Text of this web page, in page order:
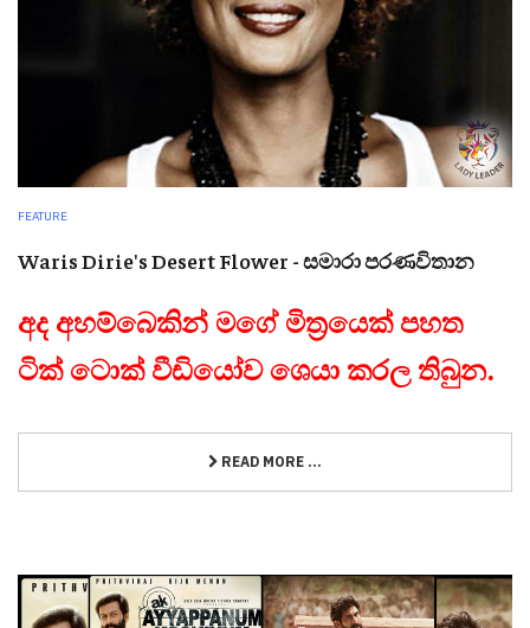
FEATURE
Waris Dirie's Desert Flower - සමාරා පරණවිතාන
අද අහම්බෙකින් මගේ මිත්‍රයෙක් පහත
ටික් ටොක් වීඩියෝව ශෙයා කරල තිබුන.
READ MORE ...